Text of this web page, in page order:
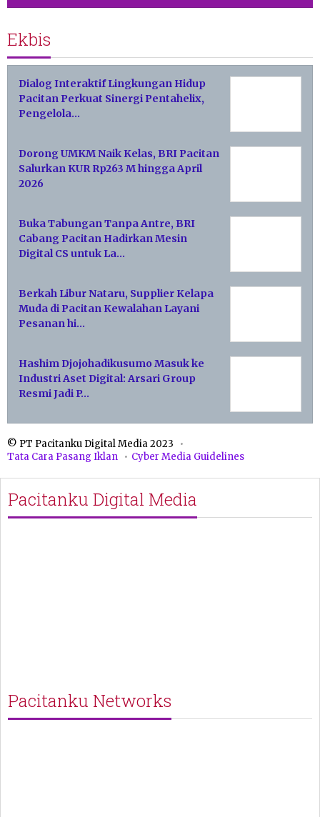
Ekbis
Dialog Interaktif Lingkungan Hidup
Pacitan Perkuat Sinergi Pentahelix,
Pengelola…
Dorong UMKM Naik Kelas, BRI Pacitan
Salurkan KUR Rp263 M hingga April
2026
Buka Tabungan Tanpa Antre, BRI
Cabang Pacitan Hadirkan Mesin
Digital CS untuk La…
Berkah Libur Nataru, Supplier Kelapa
Muda di Pacitan Kewalahan Layani
Pesanan hi…
Hashim Djojohadikusumo Masuk ke
Industri Aset Digital: Arsari Group
Resmi Jadi P…
© PT Pacitanku Digital Media 2023
Tata Cara Pasang Iklan
Cyber Media Guidelines
Pacitanku Digital Media
Pacitanku Networks